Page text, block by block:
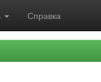
Справка